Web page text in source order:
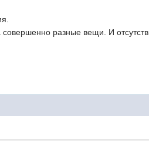
разные вещи. И